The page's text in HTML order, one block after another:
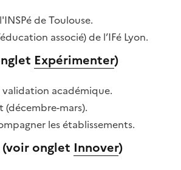
de Toulouse.
associé) de l’IFé Lyon.
Expérimenter)
validation académique.
mars).
les établissements.
onglet Innover)